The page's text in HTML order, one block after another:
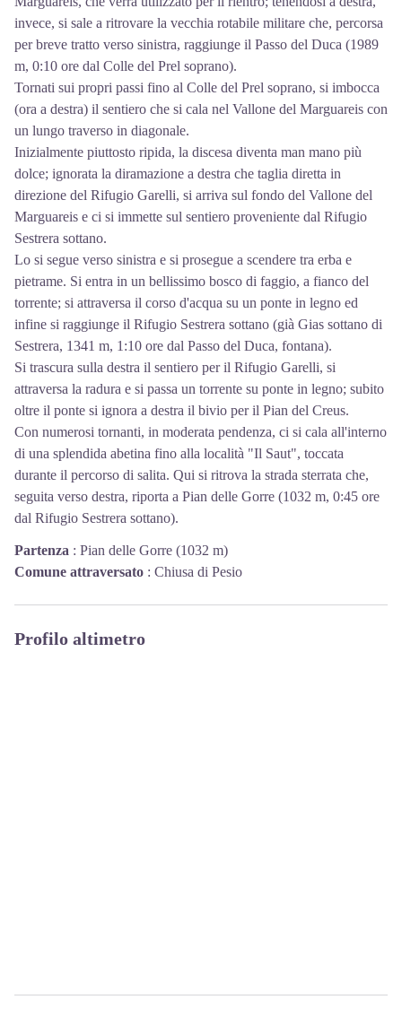
invece, si sale a ritrovare la vecchia rotabile militare che, percorsa
per breve tratto verso sinistra, raggiunge il Passo del Duca (1989
m, 0:10 ore dal Colle del Prel soprano).
Tornati sui propri passi fino al Colle del Prel soprano, si imbocca
(ora a destra) il sentiero che si cala nel Vallone del Marguareis con
un lungo traverso in diagonale.
Inizialmente piuttosto ripida, la discesa diventa man mano più
dolce; ignorata la diramazione a destra che taglia diretta in
direzione del Rifugio Garelli, si arriva sul fondo del Vallone del
Marguareis e ci si immette sul sentiero proveniente dal Rifugio
Sestrera sottano.
Lo si segue verso sinistra e si prosegue a scendere tra erba e
pietrame. Si entra in un bellissimo bosco di faggio, a fianco del
torrente; si attraversa il corso d'acqua su un ponte in legno ed
infine si raggiunge il Rifugio Sestrera sottano (già Gias sottano di
Sestrera, 1341 m, 1:10 ore dal Passo del Duca, fontana).
Si trascura sulla destra il sentiero per il Rifugio Garelli, si
attraversa la radura e si passa un torrente su ponte in legno; subito
oltre il ponte si ignora a destra il bivio per il Pian del Creus.
Con numerosi tornanti, in moderata pendenza, ci si cala all'interno
di una splendida abetina fino alla località "Il Saut", toccata
durante il percorso di salita. Qui si ritrova la strada sterrata che,
seguita verso destra, riporta a Pian delle Gorre (1032 m, 0:45 ore
dal Rifugio Sestrera sottano).
Partenza : Pian delle Gorre (1032 m)
Comune attraversato : Chiusa di Pesio
Profilo altimetro